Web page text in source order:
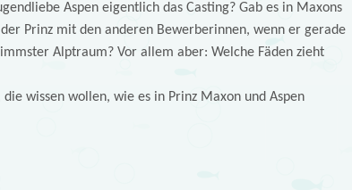
Aspen eigentlich das Casting? Gab es in Maxons
Prinz mit den anderen Bewerberinnen, wenn er gerade
Alptraum? Vor allem aber: Welche Fäden zieht
wissen wollen, wie es in Prinz Maxon und Aspen